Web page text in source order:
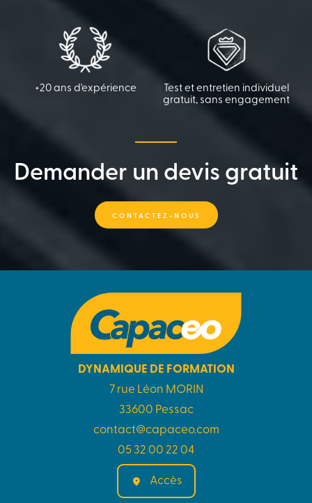
+20 ans d'expérience
Test et entretien individuel
gratuit, sans engagement
Demander un devis gratuit
CONTACTEZ-NOUS
DYNAMIQUE DE FORMATION
7 rue Léon MORIN
33600 Pessac
contact@capaceo.com
05 32 00 22 04
Accès